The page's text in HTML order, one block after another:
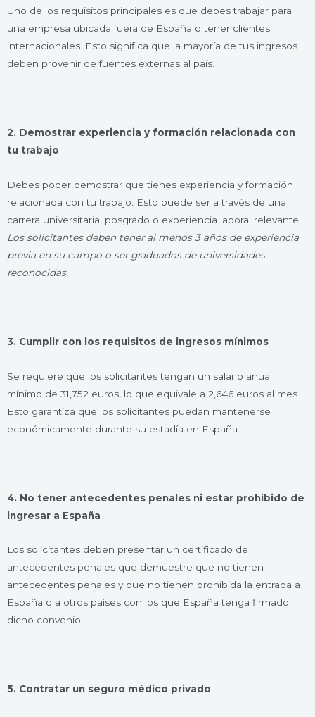
Uno de los requisitos principales es que debes trabajar para
una empresa ubicada fuera de España o tener clientes
internacionales. Esto significa que la mayoría de tus ingresos
deben provenir de fuentes externas al país.
2. Demostrar experiencia y formación relacionada con
tu trabajo
Debes poder demostrar que tienes experiencia y formación
relacionada con tu trabajo. Esto puede ser a través de una
carrera universitaria, posgrado o experiencia laboral relevante.
Los solicitantes deben tener al menos 3 años de experiencia
previa en su campo o ser graduados de universidades
reconocidas.
3. Cumplir con los requisitos de ingresos mínimos
Se requiere que los solicitantes tengan un salario anual
mínimo de 31,752 euros, lo que equivale a 2,646 euros al mes.
Esto garantiza que los solicitantes puedan mantenerse
económicamente durante su estadía en España.
4. No tener antecedentes penales ni estar prohibido de
ingresar a España
Los solicitantes deben presentar un certificado de
antecedentes penales que demuestre que no tienen
antecedentes penales y que no tienen prohibida la entrada a
España o a otros países con los que España tenga firmado
dicho convenio.
5. Contratar un seguro médico privado